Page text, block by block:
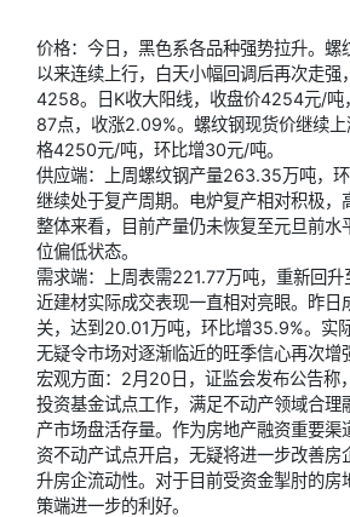
价格：今日，黑色系各品种强势拉升。
以来连续上行，白天小幅回调后再次走强
4258。日K收大阳线，收盘价4254元/吨
87点，收涨2.09%。螺纹钢现货价继续
格4250元/吨，环比增30元/吨。
供应端：上周螺纹钢产量263.35万吨，环
继续处于复产周期。电炉复产相对积极，
整体来看，目前产量仍未恢复至元旦前水
位偏低状态。
需求端：上周表需221.77万吨，重新回
近建材实际成交表现一直相对亮眼。昨
关，达到20.01万吨，环比增35.9%。实
无疑令市场对逐渐临近的旺季信心再次增
宏观方面：2月20日，证监会发布公告称
投资基金试点工作，满足不动产领域合理
产市场盘活存量。作为房地产融资重要渠
资不动产试点开启，无疑将进一步改善房
升房企流动性。对于目前受资金掣肘的房
策端进一步的利好。